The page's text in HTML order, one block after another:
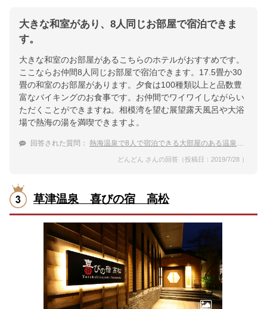
大きな和室があり、8人同じお部屋で宿泊できま
す。
大きな和室のお部屋があるこちらのホテルがおすすめです。
ここならお仲間8人同じお部屋で宿泊できます。17.5畳か30
畳の和室のお部屋があります。夕食は100種類以上と品数豊
富なバイキングのお食事です。お仲間でワイワイしながらい
ただくことができますね。相模湾を望む展望露天風呂や大浴
場で熱海の湯を満喫できますよ。
回答された質問： 熱海温泉で8人で宿泊できる大部屋のある温泉宿は？
どんどん さんの回答（投稿日：2019/7/28 ）
草津温泉 喜びの宿 高松